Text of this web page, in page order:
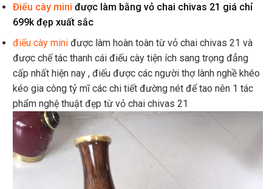
Điếu cày mini được làm bằng vỏ chai chivas 21 giá chỉ
699k đẹp xuất sắc
điếu cày miniđược làm hoàn toàn từ vỏ chai chivas 21 và
được chế tác thanh cái điếu cày tiện ích sang trọng đẳng
cấp nhất hiện nay , điếu được các người thợ lành nghề khéo
kéo gia công tỷ mĩ các chi tiết đường nét để tao nên 1 tác
phẩm nghệ thuật đẹp từ vỏ chai chivas 21